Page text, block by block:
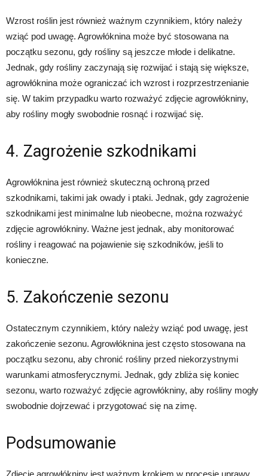
Wzrost roślin jest również ważnym czynnikiem, który należy
wziąć pod uwagę. Agrowłóknina może być stosowana na
początku sezonu, gdy rośliny są jeszcze młode i delikatne.
Jednak, gdy rośliny zaczynają się rozwijać i stają się większe,
agrowłóknina może ograniczać ich wzrost i rozprzestrzenianie
się. W takim przypadku warto rozważyć zdjęcie agrowłókniny,
aby rośliny mogły swobodnie rosnąć i rozwijać się.
4. Zagrożenie szkodnikami
Agrowłóknina jest również skuteczną ochroną przed
szkodnikami, takimi jak owady i ptaki. Jednak, gdy zagrożenie
szkodnikami jest minimalne lub nieobecne, można rozważyć
zdjęcie agrowłókniny. Ważne jest jednak, aby monitorować
rośliny i reagować na pojawienie się szkodników, jeśli to
konieczne.
5. Zakończenie sezonu
Ostatecznym czynnikiem, który należy wziąć pod uwagę, jest
zakończenie sezonu. Agrowłóknina jest często stosowana na
początku sezonu, aby chronić rośliny przed niekorzystnymi
warunkami atmosferycznymi. Jednak, gdy zbliża się koniec
sezonu, warto rozważyć zdjęcie agrowłókniny, aby rośliny mogły
swobodnie dojrzewać i przygotować się na zimę.
Podsumowanie
Zdjęcie agrowłókniny jest ważnym krokiem w procesie uprawy